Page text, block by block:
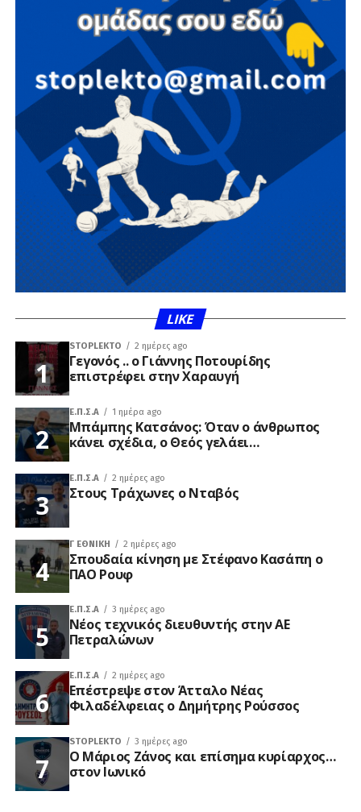
LIKE
STOPLEKTO 2 ημέρες ago
Γεγονός .. ο Γιάννης Ποτουρίδης
επιστρέφει στην Χαραυγή
Ε.Π.Σ.Α 1 ημέρα ago
Μπάμπης Κατσάνος: Όταν ο άνθρωπος
κάνει σχέδια, ο Θεός γελάει…
Ε.Π.Σ.Α 2 ημέρες ago
Στους Τράχωνες ο Νταβός
Γ ΕΘΝΙΚΉ 2 ημέρες ago
Σπουδαία κίνηση με Στέφανο Κασάπη ο
ΠΑΟ Ρουφ
Ε.Π.Σ.Α 3 ημέρες ago
Νέος τεχνικός διευθυντής στην ΑΕ
Πετραλώνων
Ε.Π.Σ.Α 2 ημέρες ago
Επέστρεψε στον Άτταλο Νέας
Φιλαδέλφειας ο Δημήτρης Ρούσσος
STOPLEKTO 3 ημέρες ago
Ο Μάριος Ζάνος και επίσημα κυρίαρχος…
στον Ιωνικό